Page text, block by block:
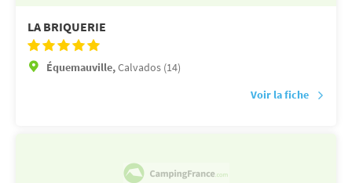
LA BRIQUERIE
Équemauville,Calvados (14)
Voir la fiche